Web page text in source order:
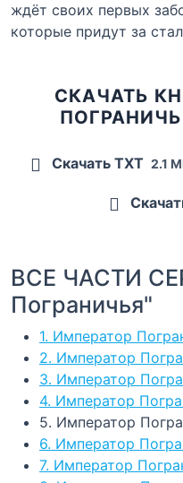
ждёт своих первых
которые придут за
СКАЧАТЬ
Скачать TXT 2.1
ВСЕ ЧАСТИ
Пограничья"
1. Император
2. Император
3. Император
4. Император
5. Император
6. Император
7. Император